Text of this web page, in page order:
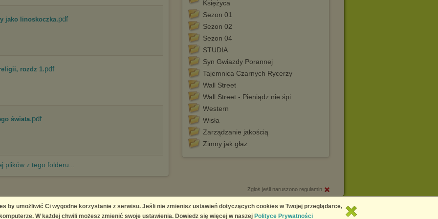
Księżyca
Sezon 01
Sezon 02
Sezon 04
STUDIA
Syn Gwiazdy Porannej
Tajemnica Czarnych Rycerzy
Wall Street
Wall Street - Pieniądz nie śpi
Western
Wisła
Zarządzanie jakością
Zimny jak głaz
jako linoskoczka.pdf
rozdz 1.pdf
świata.pdf
plików z tego folderu...
Zgłoś jeśli naruszono regulamin
infringement
Copyright © 2026Chomikuj.pl
by umożliwić Ci wygodne korzystanie z serwisu. Jeśli nie zmienisz ustawień dotyczących cookies w Twojej przeglądarce,
W każdej chwili możesz zmienić swoje ustawienia. Dowiedz się więcej w naszej Polityce Prywatności